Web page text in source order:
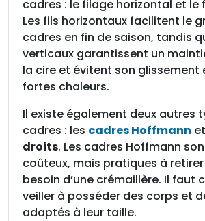
cadres : le filage horizontal et le
Les fils horizontaux facilitent le
cadres en fin de saison, tandis
verticaux garantissent un
la cire et évitent son glissement
fortes chaleurs.
Il existe également deux autres
cadres : les cadres Hoffmann
droits. Les cadres Hoffmann
coûteux, mais pratiques à
besoin d’une crémaillère. Il faut
veiller à posséder des corps et
adaptés à leur taille.